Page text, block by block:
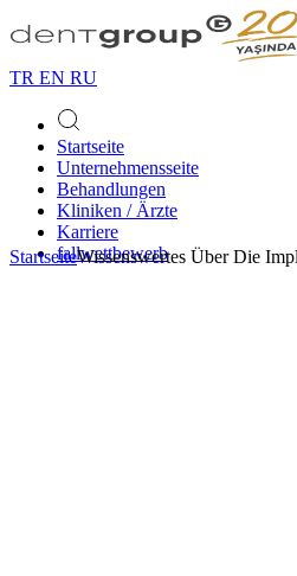
TR EN RU
Startseite
Unternehmensseite
Behandlungen
Kliniken / Ärzte
Karriere
fallwettbewerb
StartseiteWissenswertes Über Die